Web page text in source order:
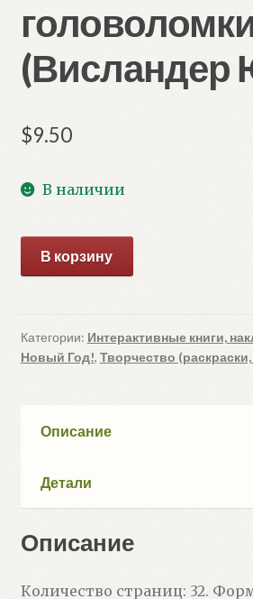
(Висландер
$9.50
В наличии
товара
Му
и
Кракс.
(Висландер
В корзину
Категории: Интерактивные книги,
Новый Год!, Творчество
Описание
Детали
Описание
Количество страниц: 32.